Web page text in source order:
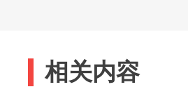
相关内容